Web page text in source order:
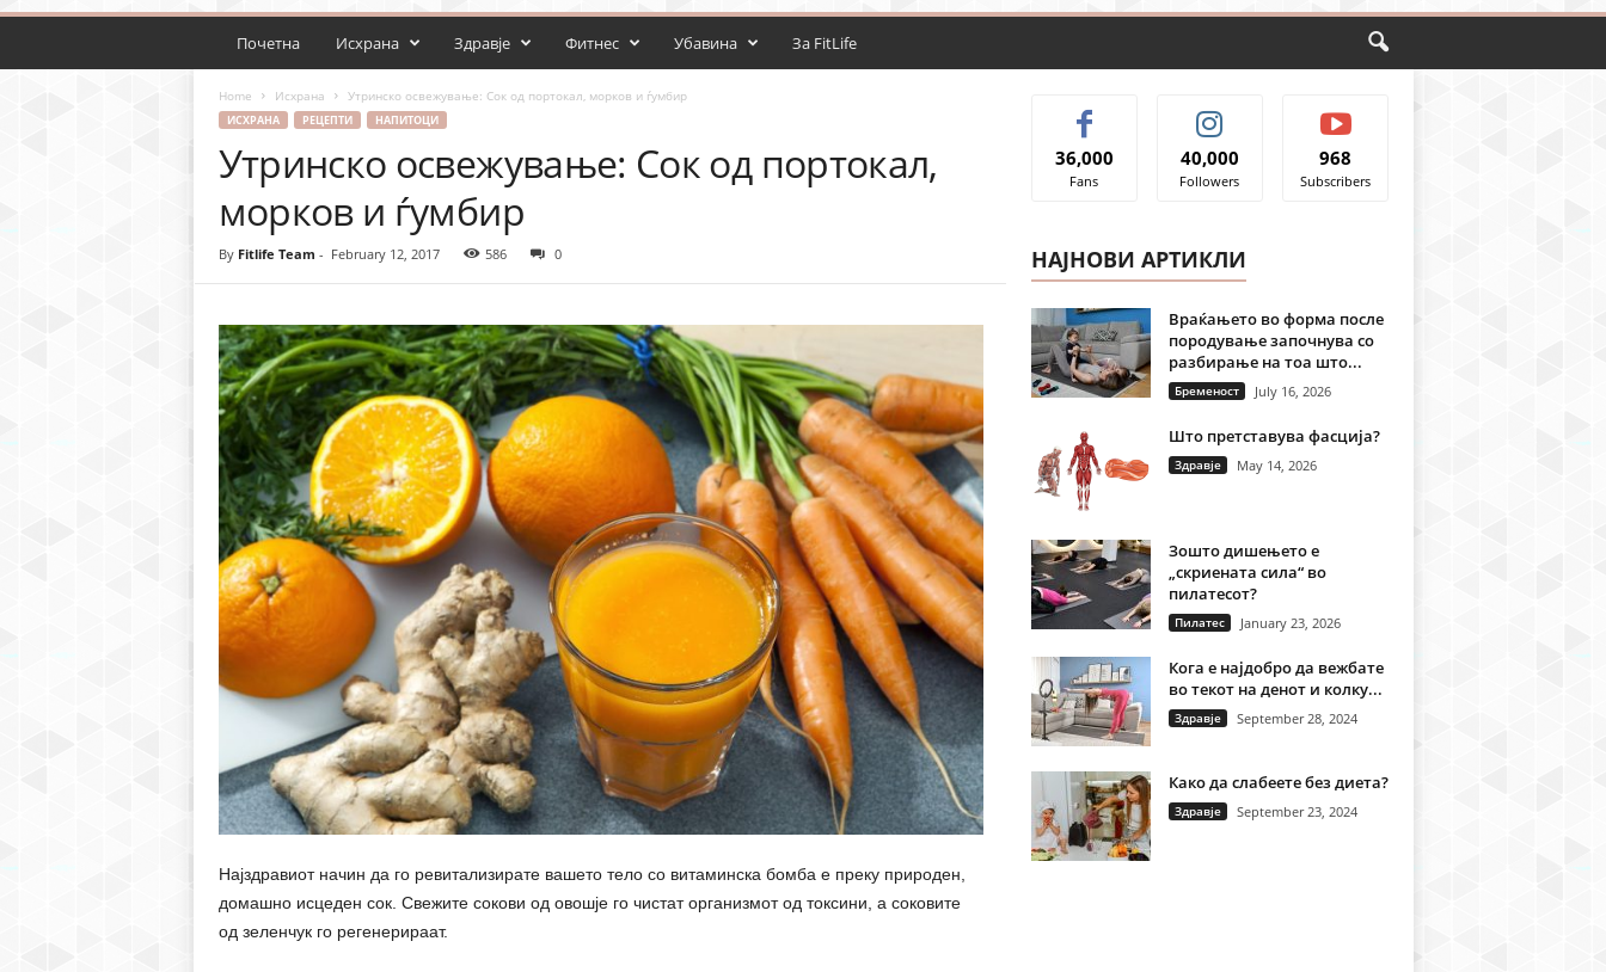
Почетна Исхрана Здравје Фитнес Убавина За FitLife
Home Исхрана Утринско освежување: Сок од портокал, морков и ѓумбир
ИСХРАНА РЕЦЕПТИ НАПИТОЦИ
Утринско освежување: Сок од портокал,
морков и ѓумбир
By Fitlife Team - February 12, 2017 586 0
Најздравиот начин да го ревитализирате вашето тело со витаминска бомба е преку природен,
домашно исцеден сок. Свежите сокови од овошје го чистат организмот од токсини, а соковите
од зеленчук го регенерираат.
36,000
Fans
40,000
Followers
968
Subscribers
НАЈНОВИ АРТИКЛИ
Враќањето во форма после
породување започнува со
разбирање на тоа што...
Бременост July 16, 2026
Што претставува фасција?
Здравје May 14, 2026
Зошто дишењето е
„скриената сила“ во
пилатесот?
Пилатес January 23, 2026
Кога е најдобро да вежбате
во текот на денот и колку...
Здравје September 28, 2024
Како да слабеете без диета?
Здравје September 23, 2024